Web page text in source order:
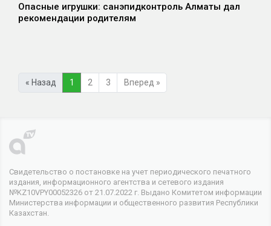
Опасные игрушки: санэпидконтроль Алматы дал
рекомендации родителям
« Назад 1 2 3 Вперед »
Свидетельство о постановке на учет периодического печатного
издания, информационного агентства и сетевого издания
№KZ10VPY00052326 от 21.07.2022 г. Выдано Комитетом информации
Министерства информации и общественного развития Республики
Казахстан.